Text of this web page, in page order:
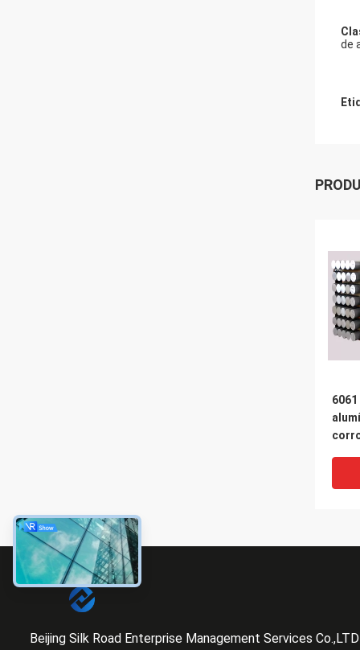
de
Beijing Silk Road Enterprise Management Services Co.,LTD